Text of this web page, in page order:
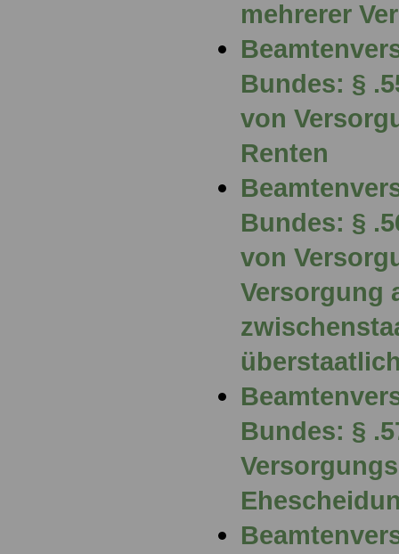
mehrerer
Bundes: §
von
Renten
Bundes: §
von
Versorgung
Bundes: §